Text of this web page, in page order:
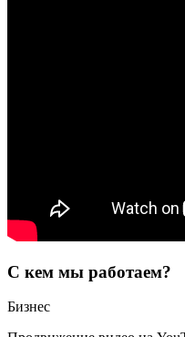
С кем мы работаем?
Бизнес